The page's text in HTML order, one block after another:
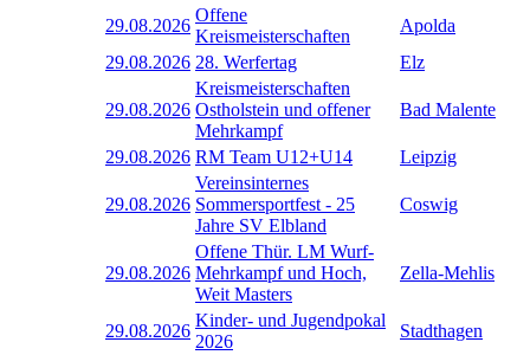
29.08.2026
Offene
Kreismeisterschaften
Apolda
29.08.2026 28. Werfertag Elz
29.08.2026
Kreismeisterschaften
Ostholstein und offener
Mehrkampf
Bad Malente
29.08.2026 RM Team U12+U14 Leipzig
29.08.2026
Vereinsinternes
Sommersportfest - 25
Jahre SV Elbland
Coswig
29.08.2026
Offene Thür. LM Wurf-
Mehrkampf und Hoch,
Weit Masters
Zella-Mehlis
29.08.2026
Kinder- und Jugendpokal
2026
Stadthagen